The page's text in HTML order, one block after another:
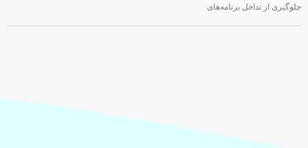
جلوگیری از تداخل برنامه‌های